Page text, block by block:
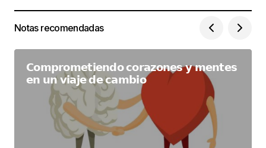
Notas recomendadas
𝗖𝗼𝗺𝗽𝗿𝗼𝗺𝗲𝘁𝗶𝗲𝗻𝗱𝗼 𝗰𝗼𝗿𝗮𝘇𝗼𝗻𝗲𝘀 𝘆 𝗺𝗲𝗻𝘁𝗲𝘀
𝗲𝗻 𝘂𝗻 𝘃𝗶𝗮𝗷𝗲 𝗱𝗲 𝗰𝗮𝗺𝗯𝗶𝗼